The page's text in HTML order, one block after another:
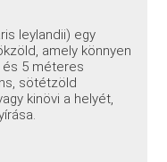
leylandii) egy
amely könnyen
5 méteres
sötétzöld
kinövi a helyét,